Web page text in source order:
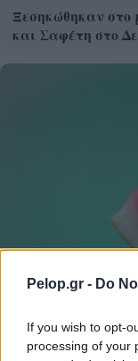
Pelop.gr - Do
If you wish to opt-
processing of your
Ξεσηκώθηκαν στο
και Σαφέτη στο
Γιατί δεν